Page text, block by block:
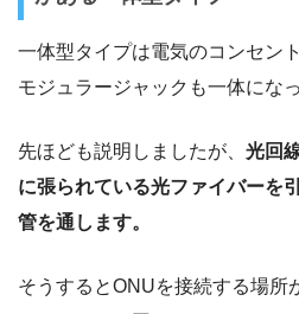
一体型タイプは電気のコンセン
モジュラージャックも一体にな
先ほども説明しましたが、 光回
に張られている光ファイバーを
管を通します。
そうするとONUを接続する場所